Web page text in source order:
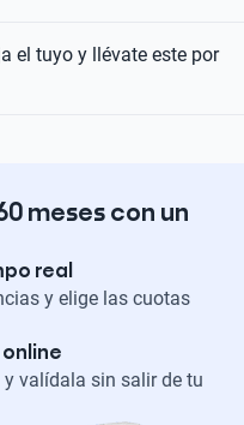
el tuyo y llévate este por
meses con un
real
y elige las cuotas
online
valídala sin salir de tu